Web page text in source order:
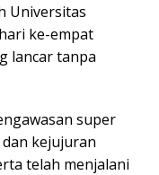
Universitas
ke-empat
lancar tanpa
super
kejujuran
telah menjalani